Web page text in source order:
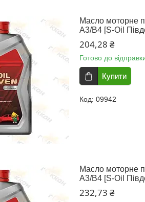
Масло моторне
A3/B4 [S-Oil
204,28 ₴
Готово до
Купити
09942
Масло моторне
A3/B4 [S-Oil
232,73 ₴